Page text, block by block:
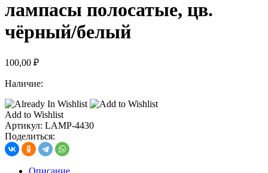
лампасы полосатые, цв.
чёрный/белый
100,00 ₽
Наличие:
Add to Wishlist
Артикул: LAMP-4430
Поделиться:
Описание